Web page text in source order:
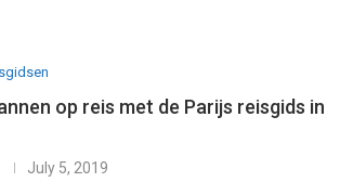
op reis met de Parijs reisgids in
July 5, 2019